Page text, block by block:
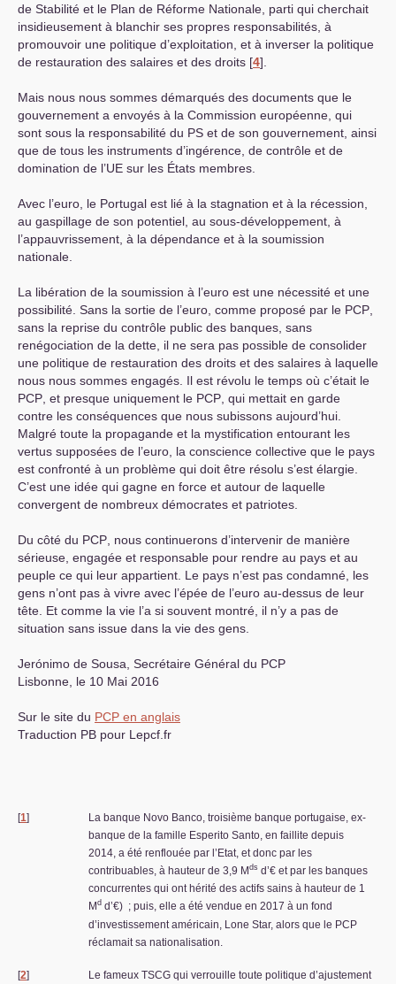
de Stabilité et le Plan de Réforme Nationale, parti qui cherchait
insidieusement à blanchir ses propres responsabilités, à
promouvoir une politique d’exploitation, et à inverser la politique
de restauration des salaires et des droits [4]
Mais nous nous sommes démarqués des documents que le
gouvernement a envoyés à la Commission européenne, qui
sont sous la responsabilité du PS et de son gouvernement, ainsi
que de tous les instruments d’ingérence, de contrôle et de
domination de l’UE sur les États membres.
Avec l’euro, le Portugal est lié à la stagnation et à la récession,
au gaspillage de son potentiel, au sous-développement, à
l’appauvrissement, à la dépendance et à la soumission
nationale.
La libération de la soumission à l’euro est une nécessité et une
possibilité. Sans la sortie de l’euro, comme proposé par le PCP
sans la reprise du contrôle public des banques, sans
renégociation de la dette, il ne sera pas possible de consolider
une politique de restauration des droits et des salaires à laquelle
nous nous sommes engagés. Il est révolu le temps où c’était le
PCP , et presque uniquement le PCP , qui mettait en garde
contre les conséquences que nous subissons aujourd’hui.
Malgré toute la propagande et la mystification entourant les
vertus supposées de l’euro, la conscience collective que le pays
est confronté à un problème qui doit être résolu s’est élargie.
C’est une idée qui gagne en force et autour de laquelle
convergent de nombreux démocrates et patriotes.
Du côté du PCP , nous continuerons d’intervenir de manière
sérieuse, engagée et responsable pour rendre au pays et au
peuple ce qui leur appartient. Le pays n’est pas condamné, les
gens n’ont pas à vivre avec l’épée de l’euro au-dessus de leur
tête. Et comme la vie l’a si souvent montré, il n’y a pas de
situation sans issue dans la vie des gens.
Jerónimo de Sousa, Secrétaire Général du PCP
Lisbonne, le 10 Mai 2016
Sur le site du PCP en anglais
Traduction PB pour Lepcf.fr
[1]
La banque Novo Banco, troisième banque portugaise, ex-
banque de la famille Esperito Santo, en faillite depuis
2014, a été renflouée par l’Etat, et donc par les
contribuables, à hauteur de 3,9 Mds d’€ et par les banques
concurrentes qui ont hérité des actifs sains à hauteur de 1
Md d’€) ; puis, elle a été vendue en 2017 à un fond
d’investissement américain, Lone Star, alors que le PCP
réclamait sa nationalisation.
[2] Le fameux TSCG qui verrouille toute politique d’ajustement